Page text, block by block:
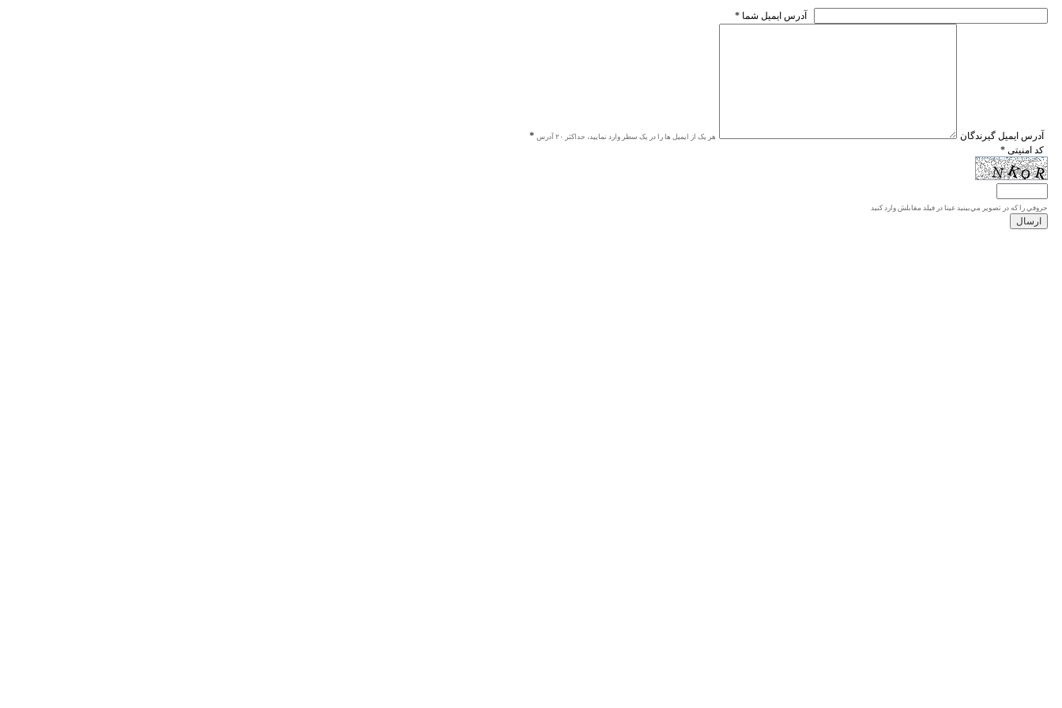
* آدرس ايميل شما
* آدرس ايميل گيرندگان هر یک از ایمیل ها را در یک سطر وارد نمایید، حداکثر ۲۰ آدرس
* کد امنیتی
حروفي را كه در تصوير مي‌بينيد عينا در فيلد مقابلش وارد كنيد